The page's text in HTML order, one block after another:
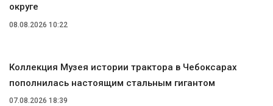
округе
08.08.2026 10:22
Коллекция Музея истории трактора в Чебоксарах
пополнилась настоящим стальным гигантом
07.08.2026 18:39